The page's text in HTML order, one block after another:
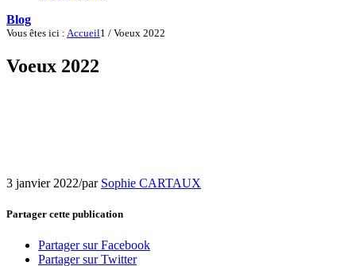
Blog
Vous êtes ici : Accueil1 / Voeux 2022
Voeux 2022
3 janvier 2022/par Sophie CARTAUX
Partager cette publication
Partager sur Facebook
Partager sur Twitter